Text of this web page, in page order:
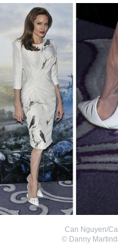
Can Nguyen/
© Danny